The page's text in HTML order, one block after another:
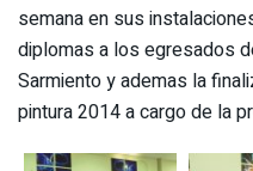
semana en sus
diplomas a los egresados
Sarmiento y ademas la
pintura 2014 a cargo de la